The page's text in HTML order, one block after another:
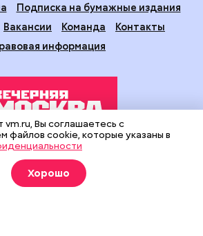
Подписка на бумажные издания
Вакансии Команда
Контакты
информация
финансовой поддержке Департамента
и рекламы города Москвы.
рекомендательные технологии
предоставления информации
vm.ru, Вы соглашаетесь с
файлов cookie, которые указаны в
Хорошо